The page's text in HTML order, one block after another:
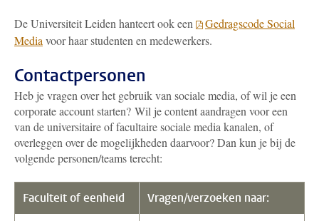
De Universiteit Leiden hanteert ook een
Gedragscode Social
Media voor haar studenten en medewerkers.
Contactpersonen
Heb je vragen over het gebruik van sociale media, of wil je een
corporate account starten? Wil je content aandragen voor een
van de universitaire of facultaire sociale media kanalen, of
overleggen over de mogelijkheden daarvoor? Dan kun je bij de
volgende personen/teams terecht:
Faculteit of eenheid Vragen/verzoeken naar: